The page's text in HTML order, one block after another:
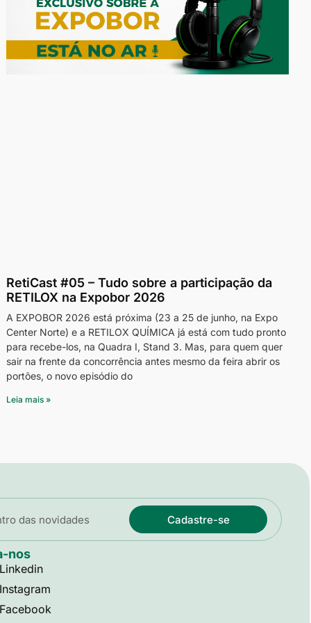
RetiCast #05 – Tudo sobre a participação da
RETILOX na Expobor 2026
A EXPOBOR 2026 está próxima (23 a 25 de junho, na Expo
Center Norte) e a RETILOX QUÍMICA já está com tudo pronto
para recebe-los, na Quadra I, Stand 3. Mas, para quem quer
sair na frente da concorrência antes mesmo da feira abrir os
portões, o novo episódio do
Leia mais »
Cadastre-se
nos